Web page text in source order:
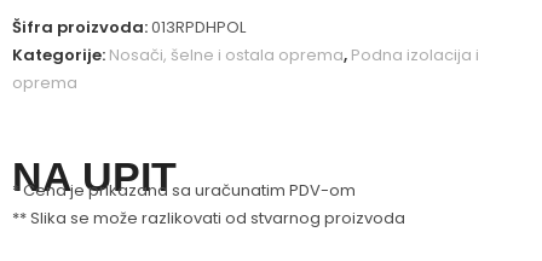
Šifra proizvoda:013RPDHPOL
Kategorije: Nosači, šelne i ostala oprema, Podna izolacija i
oprema
NA UPIT
* Cena je prikazana sa uračunatim PDV-om
** Slika se može razlikovati od stvarnog proizvoda